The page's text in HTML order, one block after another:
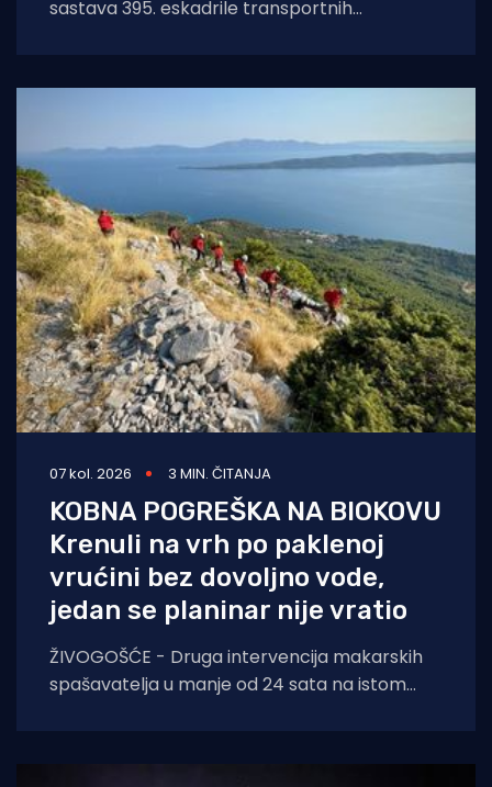
sastava 395. eskadrile transportnih
07 kol. 2026 3 MIN. ČITANJA
KOBNA POGREŠKA NA BIOKOVU
Krenuli na vrh po paklenoj
vrućini bez dovoljno vode,
jedan se planinar nije vratio
ŽIVOGOŠĆE - Druga intervencija makarskih
spašavatelja u manje od 24 sata na istom